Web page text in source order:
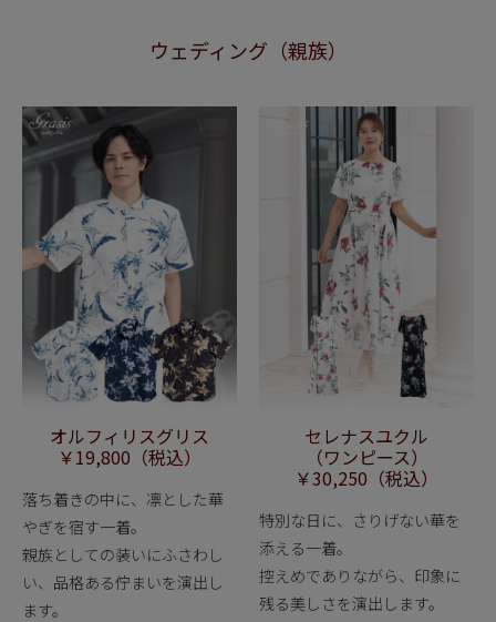
ウェディング（親族）
オルフィリスグリス
￥19,800（税込）
落ち着きの中に、凛とした華
やぎを宿す一着。
親族としての装いにふさわし
い、品格ある佇まいを演出し
ます。
セレナスユクル
（ワンピース）
￥30,250（税込）
特別な日に、さりげない華を
添える一着。
控えめでありながら、印象に
残る美しさを演出します。